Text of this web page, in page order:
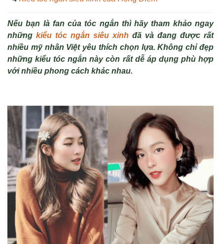
Nếu bạn là fan của tóc ngắn thì hãy tham khảo ngay
những kiểu tóc ngắn siêu xinh đã và đang được rất
nhiều mỹ nhân Việt yêu thích chọn lựa. Không chỉ đẹp
những kiểu tóc ngắn này còn rất dễ áp dụng phù hợp
với nhiều phong cách khác nhau.